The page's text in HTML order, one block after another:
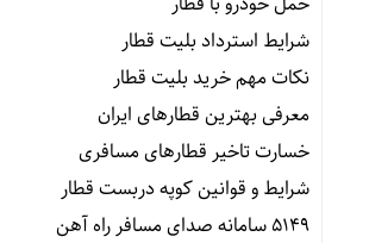
شرایط استرداد بلیت قطار
نکات مهم خرید بلیت قطار
معرفی بهترین قطارهای ایران
خسارت تاخیر قطارهای مسافری
شرایط و قوانین کوپه دربست قطار
۵۱۴۹ سامانه صدای مسافر راه آهن